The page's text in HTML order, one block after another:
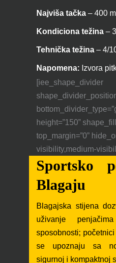
Najviša tačka – 400
Kondiciona težina –
Tehnička težina – 4/
Napomena: Izvora
[iee_shape_divider
height=”150”
top_margin=”0”
visibility,medium-
Sportsko
Blagaju
Blagajska stijena
uživanje
sposobnosti;
se upoznaju sa
sigurnoj i kompaktnoj